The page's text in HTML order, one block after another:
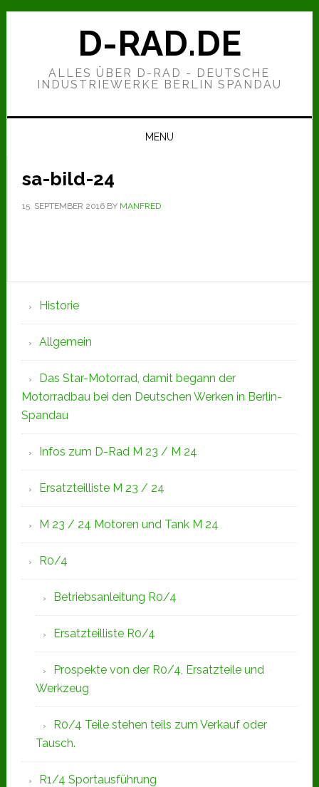
Zur
Hauptnavigation
Zum
Zur
D-RAD.DE
ALLES ÜBER D-RAD - DEUTSCHE
INDUSTRIEWERKE BERLIN SPANDAU
MENU
sa-bild-24
15. SEPTEMBER 2016BY MANFRED
Seitenspalte
Historie
Allgemein
Das Star-Motorrad, damit begann der
Motorradbau bei den Deutschen Werken in Berlin-
Spandau
Infos zum D-Rad M 23 / M 24
Ersatzteilliste M 23 / 24
M 23 / 24 Motoren und Tank M 24
R0/4
Betriebsanleitung R0/4
Ersatzteilliste R0/4
Prospekte von der R0/4, Ersatzteile und
Werkzeug
R0/4 Teile stehen teils zum Verkauf oder
Tausch.
R1/4 Sportausführung